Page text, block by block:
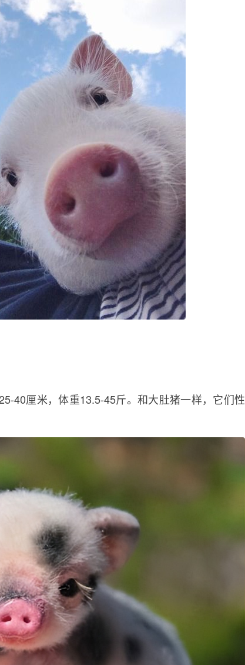
40厘米，体重13.5-45斤。和大肚猪一样，它们性